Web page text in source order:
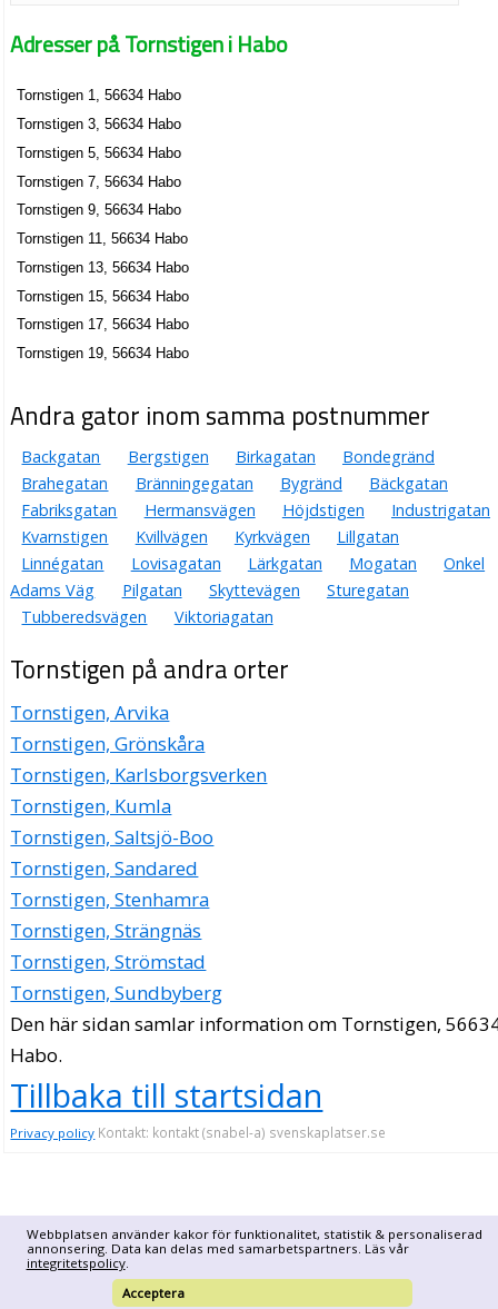
Webbplatsen använder kakor för funktionalitet, statistik & personaliserad
annonsering. Data kan delas med samarbetspartners. Läs vår
integritetspolicy.
Acceptera
Adresser på Tornstigen i Habo
Tornstigen 1, 56634 Habo
Tornstigen 3, 56634 Habo
Tornstigen 5, 56634 Habo
Tornstigen 7, 56634 Habo
Tornstigen 9, 56634 Habo
Tornstigen 11, 56634 Habo
Tornstigen 13, 56634 Habo
Tornstigen 15, 56634 Habo
Tornstigen 17, 56634 Habo
Tornstigen 19, 56634 Habo
Andra gator inom samma postnummer
Backgatan Bergstigen Birkagatan
Bondegränd
Brahegatan
Bränningegatan Bygränd
Bäckgatan
Fabriksgatan
Hermansvägen Höjdstigen
Industrigatan
Kvarnstigen
Kvillvägen Kyrkvägen
Lillgatan
Linnégatan
Lovisagatan Lärkgatan Mogatan
Onkel
Adams Väg
Pilgatan Skyttevägen
Sturegatan
Tubberedsvägen
Viktoriagatan
Tornstigen på andra orter
Tornstigen, Arvika
Tornstigen, Grönskåra
Tornstigen, Karlsborgsverken
Tornstigen, Kumla
Tornstigen, Saltsjö-Boo
Tornstigen, Sandared
Tornstigen, Stenhamra
Tornstigen, Strängnäs
Tornstigen, Strömstad
Tornstigen, Sundbyberg
Den här sidan samlar information om Tornstigen,
Habo.
Tillbaka till startsidan
Privacy policy Kontakt: kontakt (snabel-a) svenskaplatser.se